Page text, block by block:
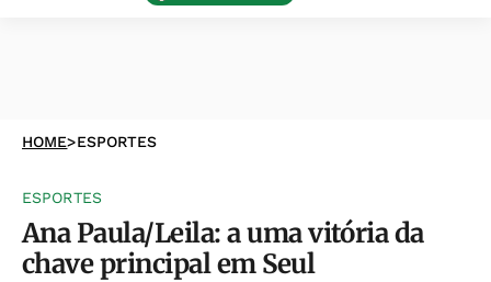
HOME>ESPORTES
ESPORTES
Ana Paula/Leila: a uma vitória da
chave principal em Seul